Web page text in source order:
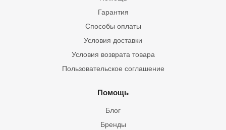
Гарантия
Способы оплаты
Условия доставки
Условия возврата товара
Пользовательское соглашение
Помощь
Блог
Бренды